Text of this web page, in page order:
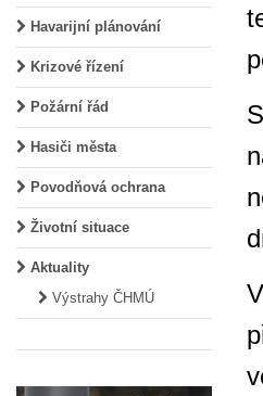
Havarijní plánování
Krizové řízení
Požární řád
Hasiči města
Povodňová ochrana
Životní situace
Aktuality
Výstrahy ČHMÚ